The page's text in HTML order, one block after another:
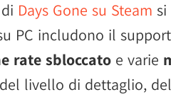
Days Gone su Steam
PC includono il
rate sbloccato e varie
livello di dettaglio,